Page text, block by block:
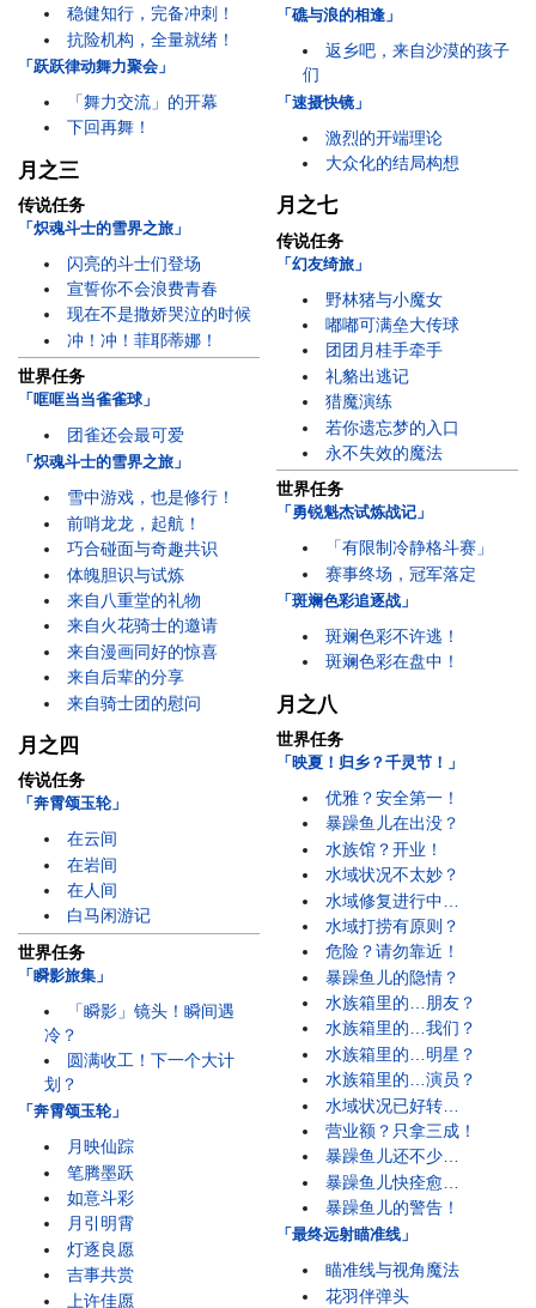
稳健知行，完备冲刺！
抗险机构，全量就绪！
「跃跃律动舞力聚会」
「舞力交流」的开幕
下回再舞！
月之三
传说任务
「炽魂斗士的雪界之旅」
闪亮的斗士们登场
宣誓你不会浪费青春
现在不是撒娇哭泣的时候
冲！冲！菲耶蒂娜！
世界任务
「哐哐当当雀雀球」
团雀还会最可爱
「炽魂斗士的雪界之旅」
雪中游戏，也是修行！
前哨龙龙，起航！
巧合碰面与奇趣共识
体魄胆识与试炼
来自八重堂的礼物
来自火花骑士的邀请
来自漫画同好的惊喜
来自后辈的分享
来自骑士团的慰问
月之四
传说任务
「奔霄颂玉轮」
在云间
在岩间
在人间
白马闲游记
世界任务
「瞬影旅集」
「瞬影」镜头！瞬间遇
冷？
圆满收工！下一个大计
划？
「奔霄颂玉轮」
月映仙踪
笔腾墨跃
如意斗彩
月引明霄
灯逐良愿
吉事共赏
上许佳愿
「礁与浪的相逢」
返乡吧，来自沙漠的孩子
们
「速摄快镜」
激烈的开端理论
大众化的结局构想
月之七
传说任务
「幻友绮旅」
野林猪与小魔女
嘟嘟可满垒大传球
团团月桂手牵手
礼貉出逃记
猎魔演练
若你遗忘梦的入口
永不失效的魔法
世界任务
「勇锐魁杰试炼战记」
「有限制冷静格斗赛」
赛事终场，冠军落定
「斑斓色彩追逐战」
斑斓色彩不许逃！
斑斓色彩在盘中！
月之八
世界任务
「映夏！归乡？千灵节！」
优雅？安全第一！
暴躁鱼儿在出没？
水族馆？开业！
水域状况不太妙？
水域修复进行中…
水域打捞有原则？
危险？请勿靠近！
暴躁鱼儿的隐情？
水族箱里的…朋友？
水族箱里的…我们？
水族箱里的…明星？
水族箱里的…演员？
水域状况已好转…
营业额？只拿三成！
暴躁鱼儿还不少…
暴躁鱼儿快痊愈…
暴躁鱼儿的警告！
「最终远射瞄准线」
瞄准线与视角魔法
花羽伴弹头